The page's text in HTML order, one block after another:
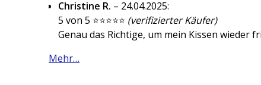
Christine R. – 24.04.2025:
5 von 5 ⭐⭐⭐⭐⭐ (verifizierter Käufer)
Genau das Richtige, um mein Kissen wieder
Mehr…